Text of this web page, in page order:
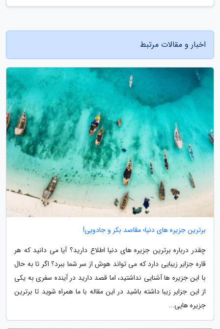
اخبار و مقالات مرتبط
برترین جزیره های دنیا؛ مقاصد بکر و جادویی!
چقدر درباره برترین جزیره های دنیا اطلاع دارید؟ آیا می دانید که هر
قاره جزایر زیبایی دارد که می تواند هوش از سر شما ببرد؟ اگر تا به حال
با این جزیره ها آشنایی نداشتید، اما قصد دارید در آینده سفری به یکی
از این جزایر زیبا داشته باشید در این مقاله با ما همراه شوید تا برترین
جزیره هایی...